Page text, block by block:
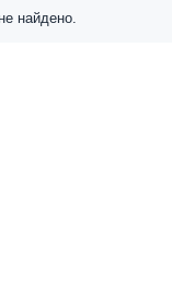
найдено.